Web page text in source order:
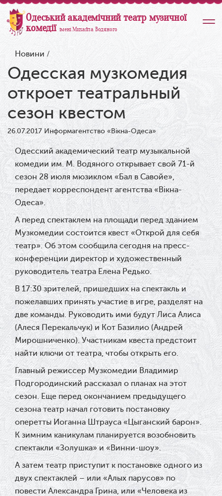
Одеський академічний театр музичної
комедії імені Михайла Водяного
Новини /
Одесская музкомедия
откроет театральный
сезон квестом
26.07.2017 Информагентство «Вiкна-Одеса»
Одесский академический театр музыкальной
комедии им. М. Водяного открывает свой 71-й
сезон 28 июля мюзиклом «Бал в Савойе»,
передает корреспондент агентства «Вікна-
Одеса».
А перед спектаклем на площади перед зданием
Музкомедии состоится квест «Открой для себя
театр». Об этом сообщила сегодня на пресс-
конференции директор и художественный
руководитель театра Елена Редько.
В 17:30 зрителей, пришедших на спектакль и
пожелавших принять участие в игре, разделят на
две команды. Руководить ими будут Лиса Алиса
(Алеся Перекальчук) и Кот Базилио (Андрей
Мирошниченко). Участникам квеста предстоит
найти ключи от театра, чтобы открыть его.
Главный режиссер Музкомедии Владимир
Подгородинский рассказал о планах на этот
сезон. Еще перед окончанием предыдущего
сезона театр начал готовить постановку
оперетты Иоганна Штрауса «Цыганский барон».
К зимним каникулам планируется возобновить
спектакли «Золушка» и «Винни-шоу».
А затем театр приступит к постановке одного из
двух спектаклей – или «Алых парусов» по
повести Александра Грина, или «Человека из